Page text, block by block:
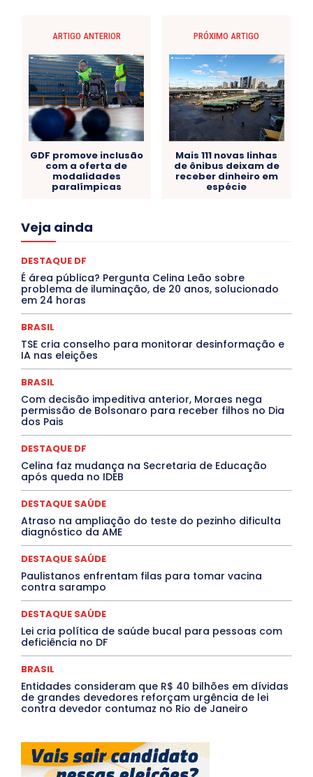
ARTIGO ANTERIOR
GDF promove inclusão
com a oferta de
modalidades
paralímpicas
PRÓXIMO ARTIGO
Mais 111 novas linhas
de ônibus deixam de
receber dinheiro em
espécie
Veja ainda
Acre
Congressuanas & Esplanadumas
Cultura e Tal
DANÇA Dengue
Denuncia
DESTAQUE BRASIL
DESTAQUE DF
DESTAQUE SAÚDE
Especial
Espírito Santo ESPORTE
ESTÁGIO
EVENTOS
Febre Oropouche
FILMES
Goiás
Jogos Online
JUDICIÁRIO LITERATURA
Maranhão
Marburg
Mato Grosso
Mato Grosso do Sul
MEIO AMBIENTE
MÚSICA
O Plantonista Opinião Oropouche
Pará
Paraíba
PROCESSO SELETIVO
PUBLIEDITORIAL
QUALIFICAÇÃO PROFISSIONAL
RESIDÊNCIA
Rio de Janeiro
Santa Catarina
Saúde Agora
TÁ FROID?
TEATRO TECNOLOGIA
TIC TAC
Tocantins
DESTAQUE DF
É área pública? Pergunta Celina Leão sobre
problema de iluminação, de 20 anos, solucionado
em 24 horas
BRASIL
TSE cria conselho para monitorar desinformação e
IA nas eleições
BRASIL
Com decisão impeditiva anterior, Moraes nega
permissão de Bolsonaro para receber filhos no Dia
dos Pais
DESTAQUE DF
Celina faz mudança na Secretaria de Educação
após queda no IDEB
DESTAQUE SAÚDE
Atraso na ampliação do teste do pezinho dificulta
diagnóstico da AME
DESTAQUE SAÚDE
Paulistanos enfrentam filas para tomar vacina
contra sarampo
DESTAQUE SAÚDE
Lei cria política de saúde bucal para pessoas com
deficiência no DF
BRASIL
Entidades consideram que R$ 40 bilhões em dívidas
de grandes devedores reforçam urgência de lei
contra devedor contumaz no Rio de Janeiro